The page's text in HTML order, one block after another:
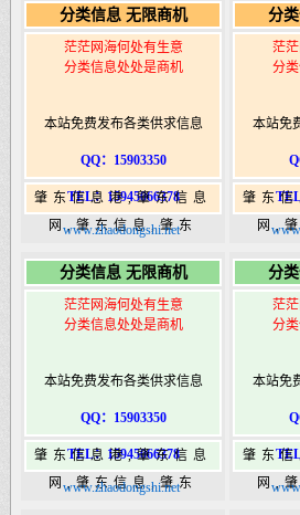
港|www.zhaodongshi.com
港
分类信息 无限商机
茫茫网海何处有生意
分类信息处处是商机
本站免费发布各类供求信息
QQ：15903350
TEL：15945066378
肇东信息港,肇东信息
网,肇东信息,肇东
港|www.zhaodongshi.com
www.zhaodongshi.net
分
茫
分
本站免
肇东
网,
港
分类信息 无限商机
茫茫网海何处有生意
分类信息处处是商机
本站免费发布各类供求信息
QQ：15903350
TEL：15945066378
肇东信息港,肇东信息
网,肇东信息,肇东
www.zhaodongshi.net
分
茫
分
本站免
肇东
网,